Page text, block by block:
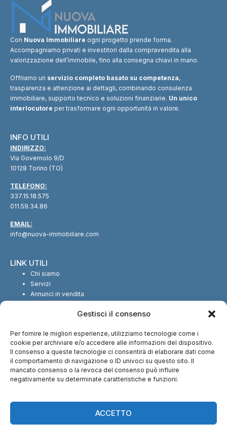
Gestisci il consenso
Per fornire le migliori esperienze, utilizziamo tecnologie come i
cookie per archiviare e/o accedere alle informazioni del dispositivo.
Il consenso a queste tecnologie ci consentirà di elaborare dati come
il comportamento di navigazione o ID univoci su questo sito. Il
mancato consenso o la revoca del consenso può influire
negativamente su determinate caratteristiche e funzioni.
ACCETTO
Con Nuova Immobiliare ogni progetto prende forma.
Accompagniamo privati e investitori dalla compravendita alla
valorizzazione dell’immobile, fino alla consegna chiavi in mano.
Offriamo un servizio completo basato su competenza,
trasparenza e attenzione ai dettagli, combinando consulenza
immobiliare, supporto tecnico e soluzioni finanziarie. Un unico
interlocutore per trasformare ogni opportunità in valore.
INFO UTILI
INDIRIZZO:
Via Governolo 9/D
10128 Torino (TO)
TELEFONO:
337.15.18.575
011.59.34.86
EMAIL:
info@nuova-immobiliare.com
LINK UTILI
Chi siamo
Servizi
Annunci in vendita
SEGUICI SUI SOCIAL
CI TROVI ANCHE SU: